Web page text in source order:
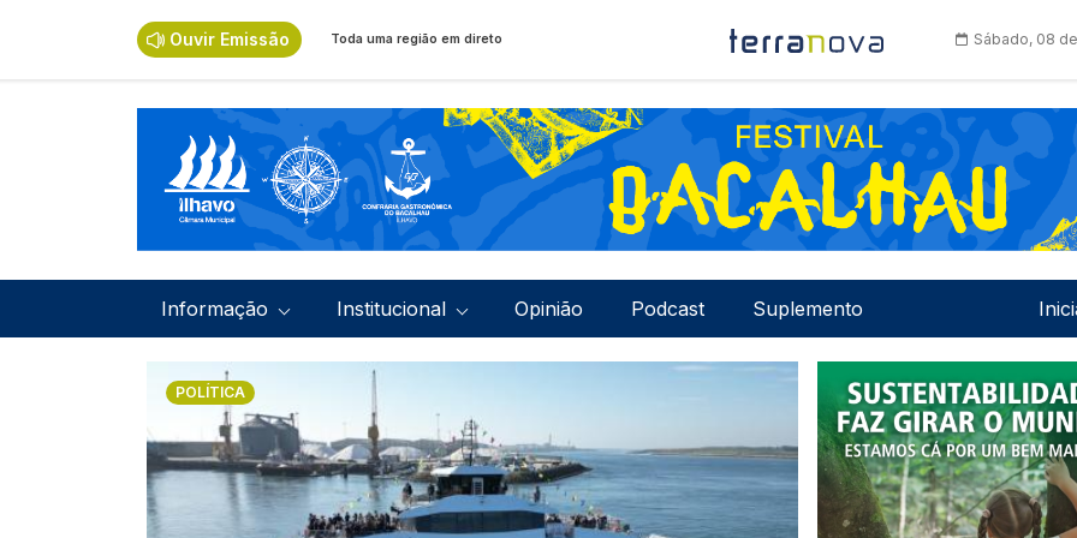
Ouvir Emissão Toda uma região em direto Sábado, 08
Navegação principal
Informação Institucional Opinião Podcast Suplemento
Imagem
POLÍTICA